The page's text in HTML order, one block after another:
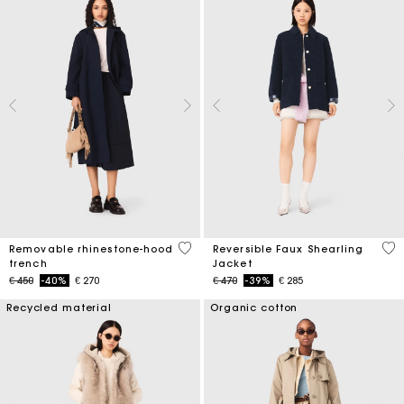
Removable rhinestone-hood
trench
Price reduced from
€ 450to-40% € 270
5 out of 5 Customer Rating
Reversible Faux Shearling
Jacket
Price reduced from
€ 470to-39% € 285
4,8
Recycled material Organic cotton